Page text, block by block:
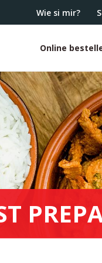
Wie si mir?
White
header
Online